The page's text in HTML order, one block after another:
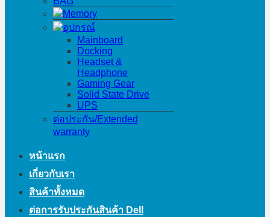
Memory
อุปกรณ์
Mainboard
Docking
Headset &
Headphone
Gaming Gear
Solid State Drive
UPS
ต่อประกัน/Extended
warranty
หน้าแรก
เกี่ยวกับเรา
สินค้าทั้งหมด
ต่อการรับประกันสินค้า Dell